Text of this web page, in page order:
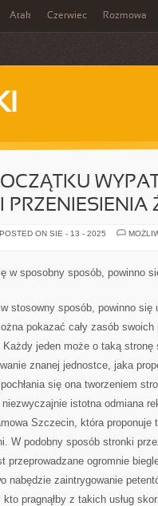
Atak Czerwiec Rozmowa
PRZENIESIENIA
POSTED ON SIE - 13 - 2025
w sposobny sposób, powinno
stosowny sposób, powinno się
pokazać cały zasób
Każdy jeden może o taką
znanej jednostce, jaka
się ona tworzeniem
istotna odmiana
Szczecin, która proponuje
W podobny sposób stronki
przeprowadzane ogromnie
nabędzie zaintrygowanie
pragnąłby z takich usług